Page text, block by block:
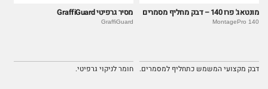
מונטאג' פרו 140 – דבק מחליף מסמרים
MontagePro 140
דבק מקצועי המשמש כתחליף למסמרים.
מסיר גרפיטי GraffiGuard
GraffiGuard
חומר לניקוי גרפיטי.